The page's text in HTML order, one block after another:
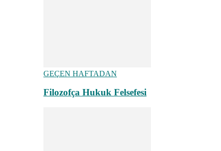
GEÇEN HAFTADAN
Filozofça Hukuk Felsefesi